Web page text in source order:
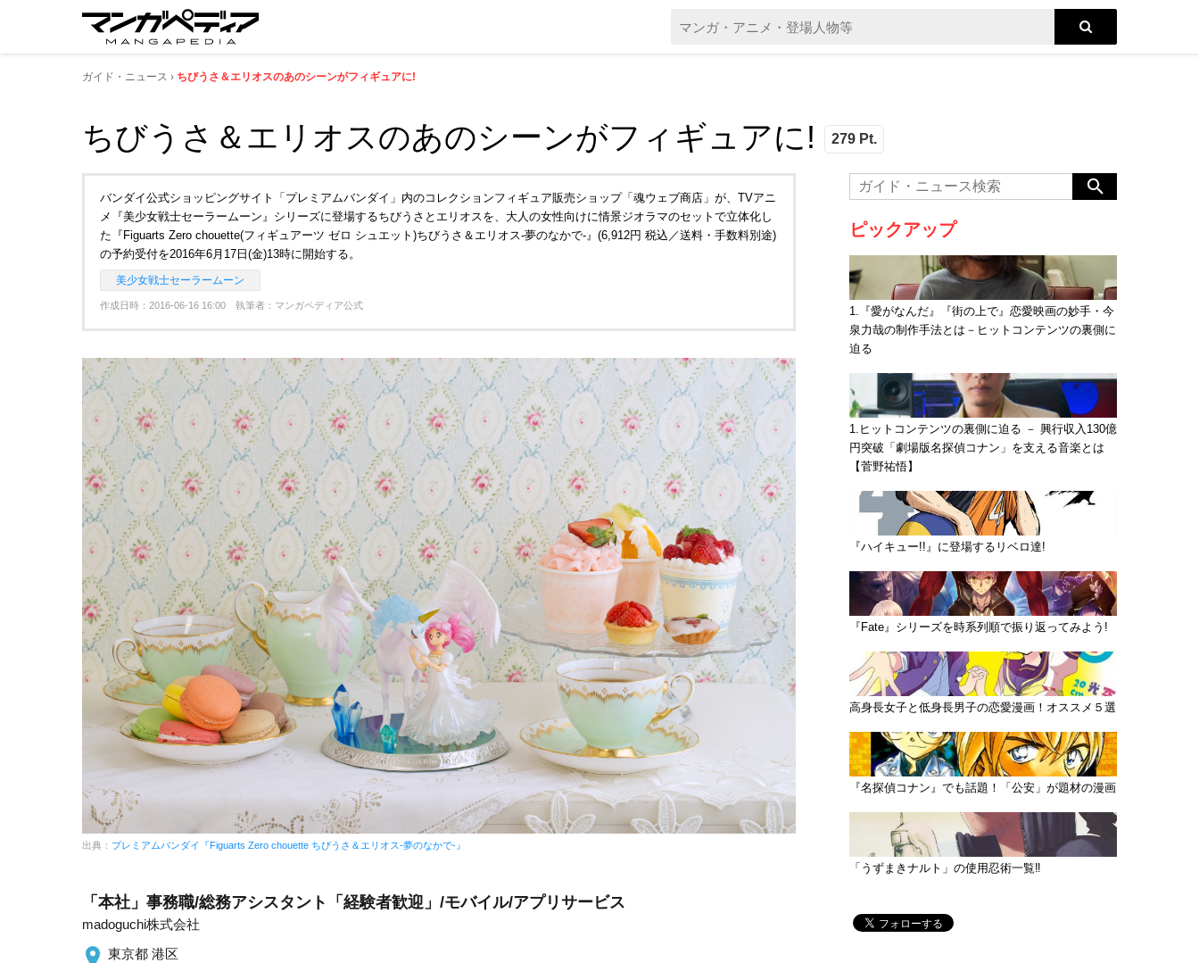
ガイド・ニュース ちびうさ＆エリオスのあのシーンがフィギュアに!
ちびうさ＆エリオスのあのシーンがフィギュアに! 279 Pt.
バンダイ公式ショッピングサイト「プレミアムバンダイ」内のコレクションフィギュア販売ショップ「魂ウェブ商店」が、TVアニ
メ『美少女戦士セーラームーン』シリーズに登場するちびうさとエリオスを、大人の女性向けに情景ジオラマのセットで立体化し
た『Figuarts Zero chouette(フィギュアーツ ゼロ シュエット)ちびうさ＆エリオス-夢のなかで-』(6,912円 税込／送料・手数料別途)
の予約受付を2016年6月17日(金)13時に開始する。
美少女戦士セーラームーン
作成日時：2016-06-16 16:00 執筆者：マンガペディア公式
出典： プレミアムバンダイ『Figuarts Zero chouette ちびうさ＆エリオス-夢のなかで-』
「本社」事務職/総務アシスタント「経験者歓迎」/モバイル/アプリサービス
madoguchi株式会社
東京都 港区
ピックアップ
1.『愛がなんだ』『街の上で』恋愛映画の妙手・今
泉力哉の制作手法とは－ヒットコンテンツの裏側に
迫る
1.ヒットコンテンツの裏側に迫る － 興行収入130億
円突破「劇場版名探偵コナン」を支える音楽とは
【菅野祐悟】
『ハイキュー!!』に登場するリベロ達!
『Fate』シリーズを時系列順で振り返ってみよう!
高身長女子と低身長男子の恋愛漫画！オススメ５選
『名探偵コナン』でも話題！「公安」が題材の漫画
「うずまきナルト」の使用忍術一覧‼